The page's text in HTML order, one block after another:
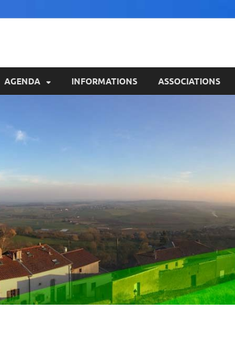
AGENDA INFORMATIONS ASSOCIATIONS